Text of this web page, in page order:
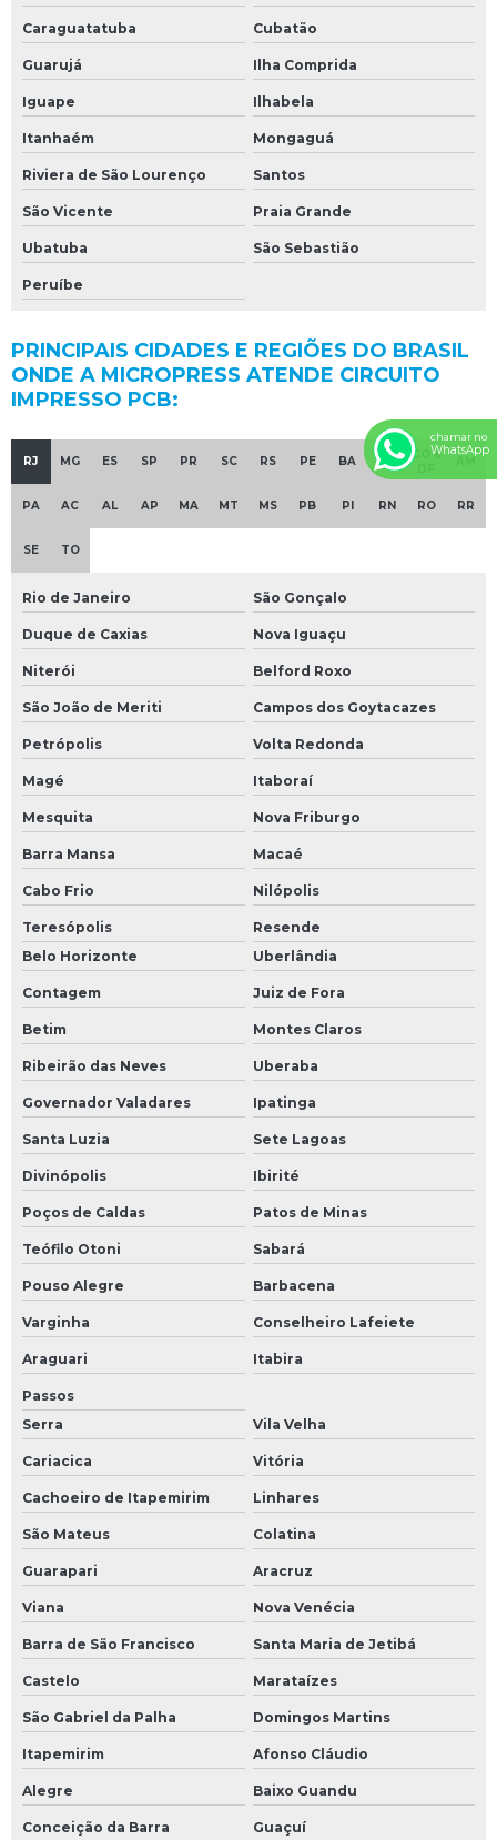
Caraguatatuba Cubatão
Guarujá Ilha Comprida
Iguape Ilhabela
Itanhaém Mongaguá
Riviera de São Lourenço Santos
São Vicente Praia Grande
Ubatuba São Sebastião
Peruíbe
PRINCIPAIS CIDADES E REGIÕES DO BRASIL
ONDE A MICROPRESS ATENDE CIRCUITO
IMPRESSO PCB:
RJ MG ES SP PR SC RS PE BA CE
GO e
PA AC AL AP MA MT MS PB PI RN RO RR
SE TO
Rio de Janeiro São Gonçalo
Duque de Caxias Nova Iguaçu
Niterói Belford Roxo
São João de Meriti Campos dos Goytacazes
Petrópolis Volta Redonda
Magé Itaboraí
Mesquita Nova Friburgo
Barra Mansa Macaé
Cabo Frio Nilópolis
Teresópolis
Resende
Belo Horizonte
Uberlândia
Contagem Juiz de Fora
Betim Montes Claros
Ribeirão das Neves Uberaba
Governador Valadares Ipatinga
Santa Luzia Sete Lagoas
Divinópolis Ibirité
Poços de Caldas Patos de Minas
Teófilo Otoni Sabará
Pouso Alegre Barbacena
Varginha Conselheiro Lafeiete
Araguari Itabira
Passos
Serra
Vila Velha
Cariacica Vitória
Cachoeiro de Itapemirim Linhares
São Mateus Colatina
Guarapari Aracruz
Viana Nova Venécia
Barra de São Francisco Santa Maria de Jetibá
Castelo Marataízes
São Gabriel da Palha Domingos Martins
Itapemirim Afonso Cláudio
Alegre Baixo Guandu
Conceição da Barra Guaçuí
chamar no
WhatsApp